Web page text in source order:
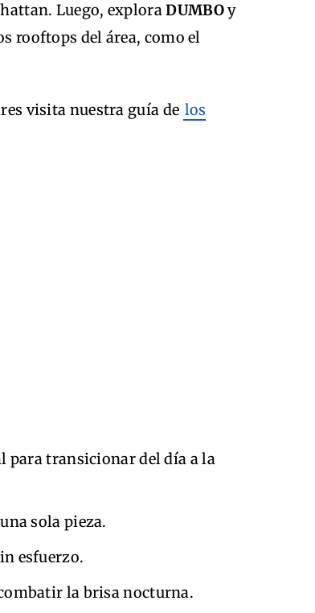
Luego, exploraDUMBOy
rooftops del área, como el
visita nuestra guía de los
para transicionar del día a la
sola pieza.
esfuerzo.
la brisa nocturna.